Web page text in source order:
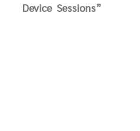
Device Sessions”